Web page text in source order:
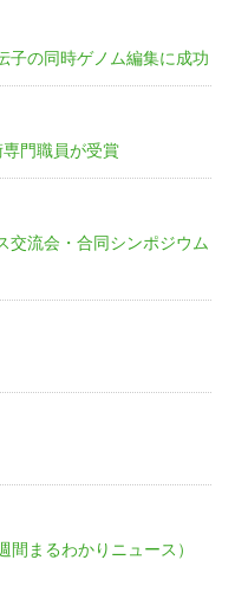
子の同時ゲノム編集に成功
門職員が受賞
交流会・合同シンポジウム
まるわかりニュース）